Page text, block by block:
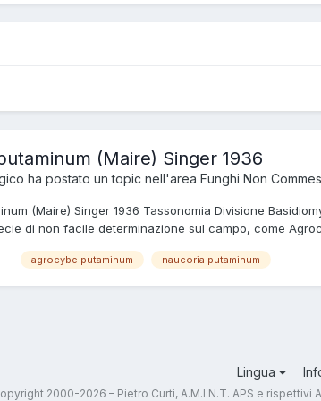
(Maire) Singer 1936
ha postato un topic nell'area Funghi Non
(Maire) Singer 1936 Tassonomia Divisione
di non facile determinazione sul campo, come
agrocybe putaminum naucoria putaminum
Lingua
2000-2026 – Pietro Curti, A.M.I.N.T. APS e